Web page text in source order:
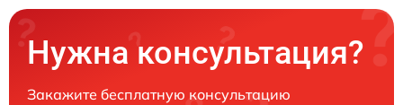
Нужна консультация?
Закажите бесплатную консультацию